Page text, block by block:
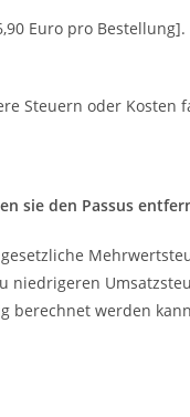
Euro pro Bestellung].
Steuern oder Kosten
sie den Passus
niedrigeren
berechnet werden